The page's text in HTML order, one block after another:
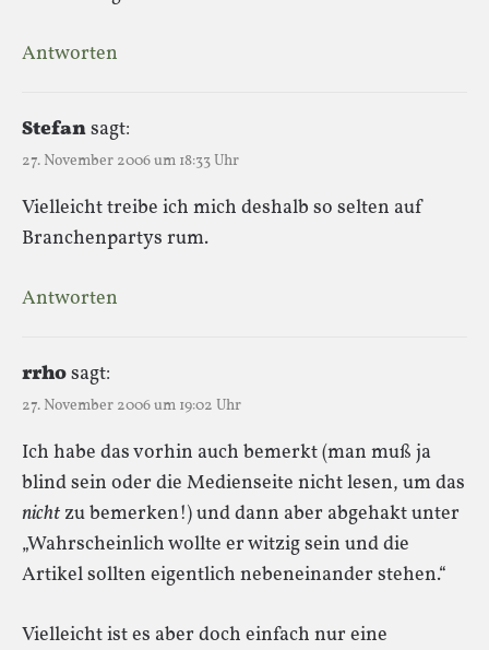
Antworten
Stefansagt:
27. November 2006 um 18:33 Uhr
Vielleicht treibe ich mich deshalb so selten auf
Branchenpartys rum.
Antworten
rrhosagt:
27. November 2006 um 19:02 Uhr
Ich habe das vorhin auch bemerkt (man muß ja
blind sein oder die Medienseite nicht lesen, um das
nicht zu bemerken!) und dann aber abgehakt unter
„Wahrscheinlich wollte er witzig sein und die
Artikel sollten eigentlich nebeneinander stehen.“
Vielleicht ist es aber doch einfach nur eine